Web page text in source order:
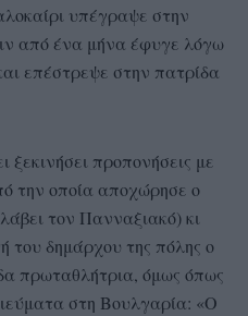
υπέγραψε στην
από ένα μήνα έφυγε λόγω
επέστρεψε στην πατρίδα
προπονήσεις με
την οποία αποχώρησε ο
τον Πανναξιακό) κι
του δημάρχου της πόλης ο
πρωταθλήτρια, όμως όπως
στη Βουλγαρία: «Ο